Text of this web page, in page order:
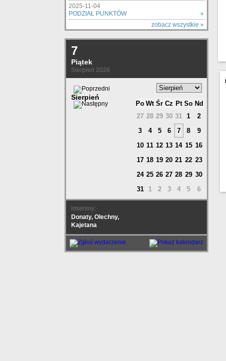
2025-11-04
PODZIAŁ PUNKTÓW
»
zobacz wszystkie »
7
Piątek
Sierpień 2026
Sierpień
Po Wt Śr Cz Pt So Nd
27 28 29 30 31 1
2
3
4 5 6 7 8
9
10 11 12 13 14 15 16
17 18 19 20 21 22 23
24 25 26 27 28 29 30
31
1 2 3 4 5 6
imieniny:
Donaty, Olechny,
Kajetana